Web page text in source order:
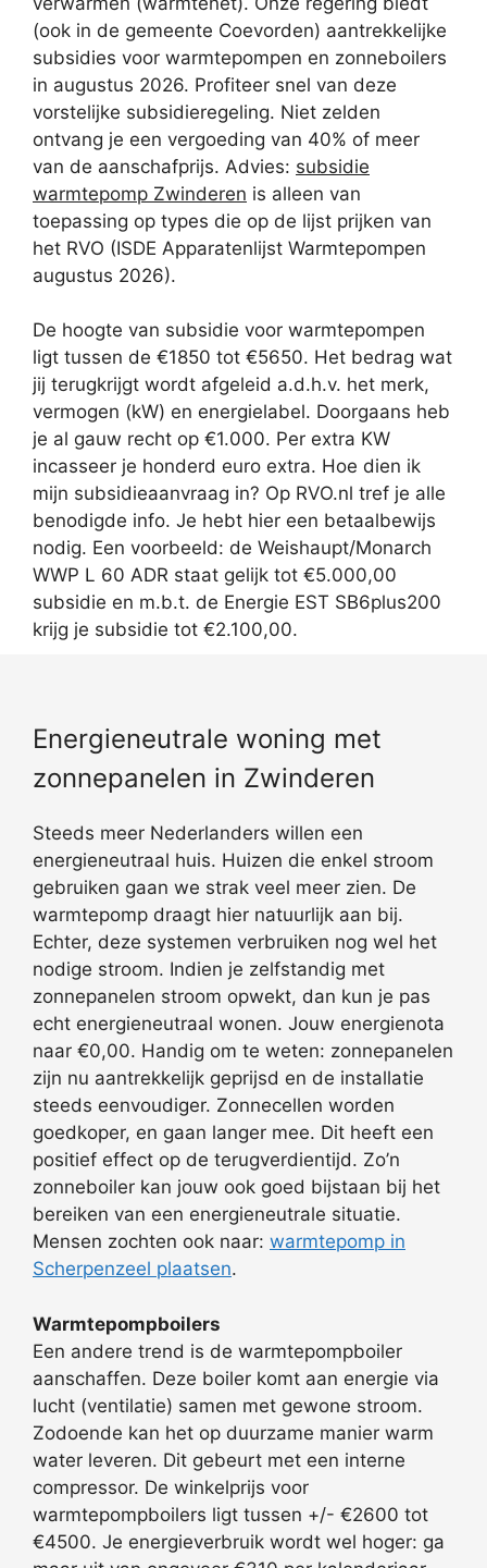
(ook in de gemeente Coevorden) aantrekkelijke
subsidies voor warmtepompen en zonneboilers
in augustus 2026. Profiteer snel van deze
vorstelijke subsidieregeling. Niet zelden
ontvang je een vergoeding van 40% of meer
van de aanschafprijs. Advies: subsidie
warmtepomp Zwinderen is alleen van
toepassing op types die op de lijst prijken van
het RVO (ISDE Apparatenlijst Warmtepompen
augustus 2026).
De hoogte van subsidie voor warmtepompen
ligt tussen de €1850 tot €5650. Het bedrag wat
jij terugkrijgt wordt afgeleid a.d.h.v. het merk,
vermogen (kW) en energielabel. Doorgaans heb
je al gauw recht op €1.000. Per extra KW
incasseer je honderd euro extra. Hoe dien ik
mijn subsidieaanvraag in? Op RVO.nl tref je alle
benodigde info. Je hebt hier een betaalbewijs
nodig. Een voorbeeld: de Weishaupt/Monarch
WWP L 60 ADR staat gelijk tot €5.000,00
subsidie en m.b.t. de Energie EST SB6plus200
krijg je subsidie tot €2.100,00.
Energieneutrale woning met
zonnepanelen in Zwinderen
Steeds meer Nederlanders willen een
energieneutraal huis. Huizen die enkel stroom
gebruiken gaan we strak veel meer zien. De
warmtepomp draagt hier natuurlijk aan bij.
Echter, deze systemen verbruiken nog wel het
nodige stroom. Indien je zelfstandig met
zonnepanelen stroom opwekt, dan kun je pas
echt energieneutraal wonen. Jouw energienota
naar €0,00. Handig om te weten: zonnepanelen
zijn nu aantrekkelijk geprijsd en de installatie
steeds eenvoudiger. Zonnecellen worden
goedkoper, en gaan langer mee. Dit heeft een
positief effect op de terugverdientijd. Zo’n
zonneboiler kan jouw ook goed bijstaan bij het
bereiken van een energieneutrale situatie.
Mensen zochten ook naar: warmtepomp in
Scherpenzeel plaatsen.
Warmtepompboilers
Een andere trend is de warmtepompboiler
aanschaffen. Deze boiler komt aan energie via
lucht (ventilatie) samen met gewone stroom.
Zodoende kan het op duurzame manier warm
water leveren. Dit gebeurt met een interne
compressor. De winkelprijs voor
warmtepompboilers ligt tussen +/- €2600 tot
€4500. Je energieverbruik wordt wel hoger: ga